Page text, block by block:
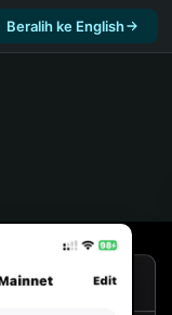
Beralih ke English